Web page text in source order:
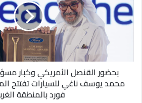
ل
إ
ل
ر
بحضور القنصل الأمريكي وكبار
محمد يوسف ناغي للسيارات تفتتح
فورد بالمنطقة